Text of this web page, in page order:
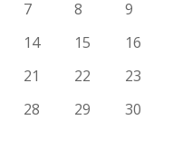
7 8
9
14 15
16
21 22
23
28 29
30